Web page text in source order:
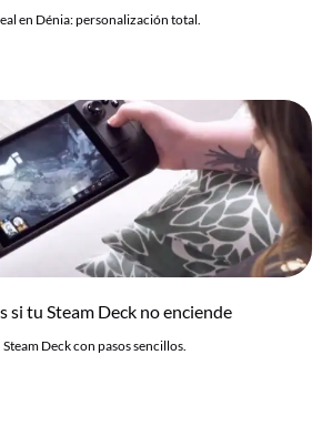
en Dénia: personalización total.
si tu Steam Deck no enciende
Deck con pasos sencillos.